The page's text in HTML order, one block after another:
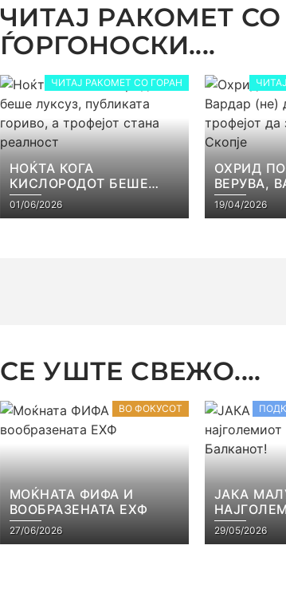
ЧИТАЈ РАКОМЕТ СО
ЃОРГОНОСКИ....
ЧИТАЈ РАКОМЕТ СО ГОРАН
НОЌТА КОГА
КИСЛОРОДОТ БЕШЕ
ЛУКСУЗ, ПУБЛИКАТА
ГОРИВО, А ТРОФЕЈОТ
01/06/2026
ОХРИД
ВЕРУВА,
19/04/2026
СЕ УШТЕ СВЕЖО....
ВО ФОКУСОТ
МОЌНАТА ФИФА И
ВООБРАЗЕНАТА ЕХФ
27/06/2026
ЈАКА
БАЛКАНОТ!
29/05/2026